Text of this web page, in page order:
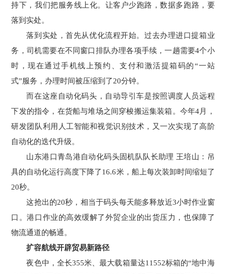
持下，我们把服务线上化。让客户少跑路，数据多跑路，要
落到实处。
落到实处，首先从优化流程开始。过去办理进口提箱业
务，司机需要在不同窗口排队办理各项手续，一趟需要4个小
时，现在通过手机线上预约、支付和激活提箱码的“一站
式”服务，办理时间被压缩到了20分钟。
而在这座自动化码头，自动导引车是按照调度人员远程
下发的指令，在货船与堆场之间穿梭搬运集装箱。今年4月，
研发团队利用人工智能和视觉识别技术，又一次实现了高阶
自动化的迭代升级。
山东港口青岛港自动化码头固机队队长助理 王培山：吊
具的自动化运行高度下降了16.6米，船上每次装卸时间缩短了
20秒。
这抢出的20秒，相当于码头每天能多释放近3小时作业窗
口。港口作业的高效缓解了外贸企业的出货压力，也保障了
物流通道的畅通。
扩容航线开辟贸易新路径
夜色中，全长355米、最大载箱量达11552标箱的“地中海